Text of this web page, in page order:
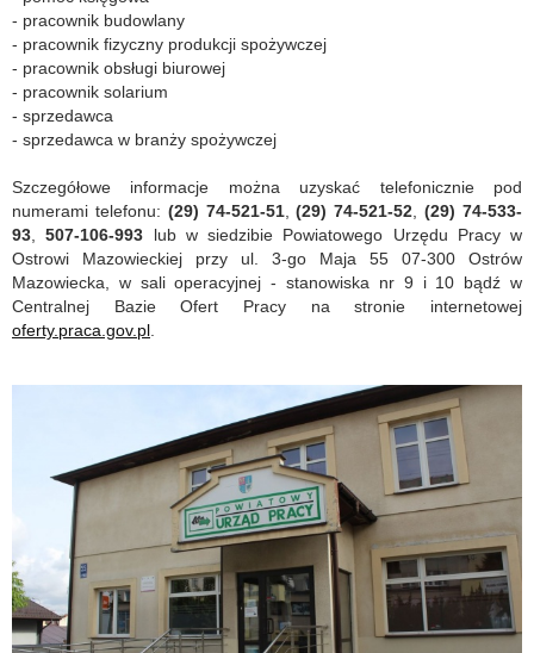
- pracownik budowlany
- pracownik fizyczny produkcji spożywczej
- pracownik obsługi biurowej
- pracownik solarium
- sprzedawca
- sprzedawca w branży spożywczej
Szczegółowe informacje można uzyskać telefonicznie pod
numerami telefonu: (29) 74-521-51,(29) 74-521-52 ,(29) 74-533-
93 ,507-106-993 lub w siedzibie Powiatowego Urzędu Pracy w
Ostrowi Mazowieckiej przy ul. 3-go Maja 55 07-300 Ostrów
Mazowiecka, w sali operacyjnej - stanowiska nr 9 i 10 bądź w
Centralnej Bazie Ofert Pracy na stronie internetowej
oferty.praca.gov.pl